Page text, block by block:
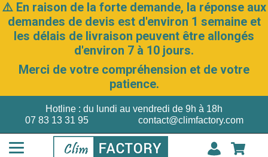
⚠️ En raison de la forte demande, la réponse aux
demandes de devis est d'environ 1 semaine et
les délais de livraison peuvent être allongés
d'environ 7 à 10 jours.
Merci de votre compréhension et de votre
patience.
07 83 13 31 95
Hotline : du lundi au vendredi de 9h à 18h
contact@climfactory.com